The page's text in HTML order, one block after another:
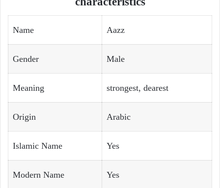
Name Aazz
Gender Male
Meaning strongest, dearest
Origin Arabic
Islamic Name Yes
Modern Name Yes